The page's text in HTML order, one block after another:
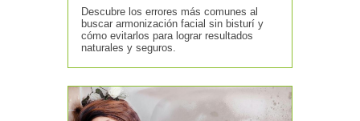
Descubre los errores más comunes al
buscar armonización facial sin bisturí y
cómo evitarlos para lograr resultados
naturales y seguros.